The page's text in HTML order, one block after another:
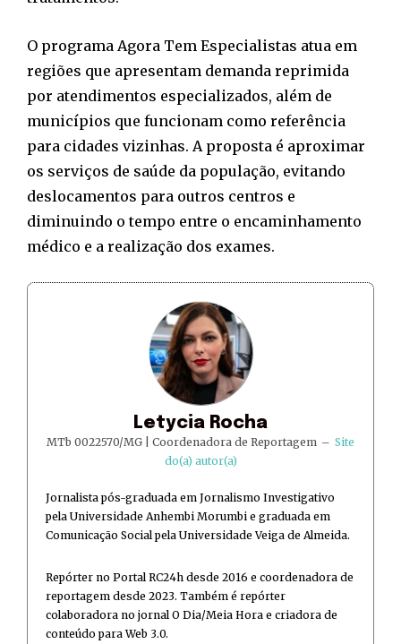
O programa Agora Tem Especialistas atua em
regiões que apresentam demanda reprimida
por atendimentos especializados, além de
municípios que funcionam como referência
para cidades vizinhas. A proposta é aproximar
os serviços de saúde da população, evitando
deslocamentos para outros centros e
diminuindo o tempo entre o encaminhamento
médico e a realização dos exames.
Letycia Rocha
MTb 0022570/MG | Coordenadora de Reportagem – Site
do(a) autor(a)
Jornalista pós-graduada em Jornalismo Investigativo
pela Universidade Anhembi Morumbi e graduada em
Comunicação Social pela Universidade Veiga de Almeida.
Repórter no Portal RC24h desde 2016 e coordenadora de
reportagem desde 2023. Também é repórter
colaboradora no jornal O Dia/Meia Hora e criadora de
conteúdo para Web 3.0.